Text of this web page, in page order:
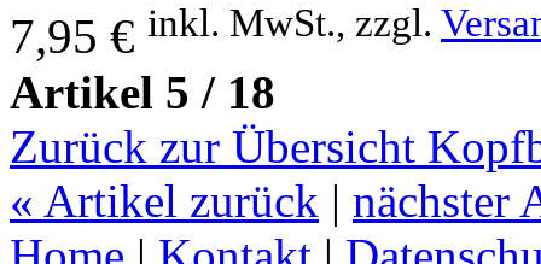
7,95 € inkl. MwSt., zzgl.
Artikel 5 / 18
Zurück zur Übersicht
« Artikel zurück | nächster